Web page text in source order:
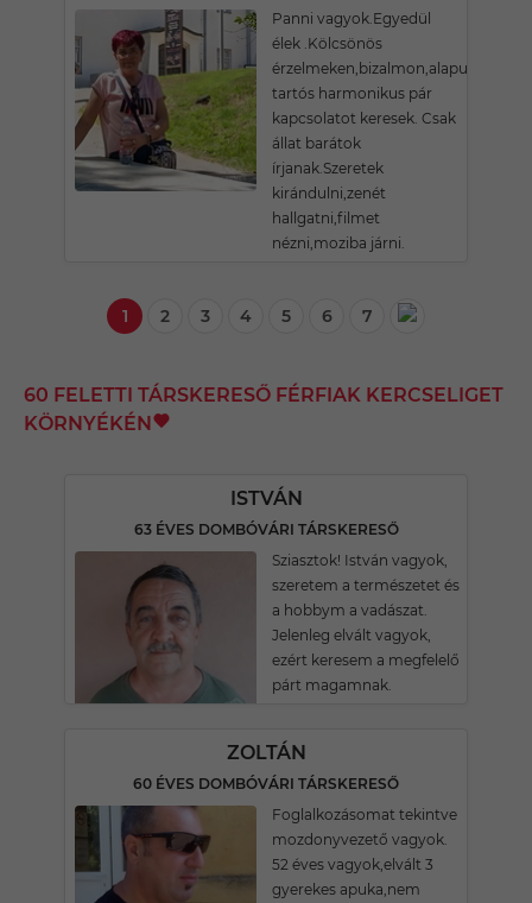
Panni vagyok.Egyedül
élek .Kölcsönös
érzelmeken,bizalmon,alapuló
tartós harmonikus pár
kapcsolatot keresek. Csak
állat barátok
írjanak.Szeretek
kirándulni,zenét
hallgatni,filmet
nézni,moziba járni.
1 2 3 4 5 6 7
60 FELETTI TÁRSKERESŐ FÉRFIAK KERCSELIGET
KÖRNYÉKÉN
ISTVÁN
63 ÉVES DOMBÓVÁRI TÁRSKERESŐ
Sziasztok! István vagyok,
szeretem a természetet és
a hobbym a vadászat.
Jelenleg elvált vagyok,
ezért keresem a megfelelő
párt magamnak.
ZOLTÁN
60 ÉVES DOMBÓVÁRI TÁRSKERESŐ
Foglalkozásomat tekintve
mozdonyvezető vagyok.
52 éves vagyok,elvált 3
gyerekes apuka,nem